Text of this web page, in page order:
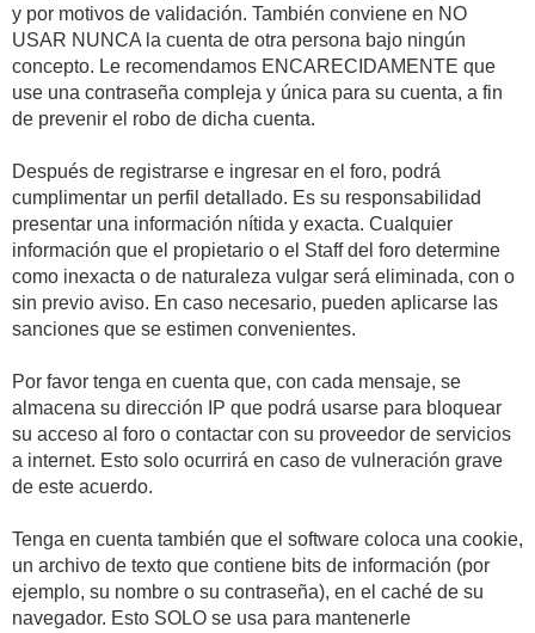
y por motivos de validación. También conviene en NO
USAR NUNCA la cuenta de otra persona bajo ningún
concepto. Le recomendamos ENCARECIDAMENTE que
use una contraseña compleja y única para su cuenta, a fin
de prevenir el robo de dicha cuenta.
Después de registrarse e ingresar en el foro, podrá
cumplimentar un perfil detallado. Es su responsabilidad
presentar una información nítida y exacta. Cualquier
información que el propietario o el Staff del foro determine
como inexacta o de naturaleza vulgar será eliminada, con o
sin previo aviso. En caso necesario, pueden aplicarse las
sanciones que se estimen convenientes.
Por favor tenga en cuenta que, con cada mensaje, se
almacena su dirección IP que podrá usarse para bloquear
su acceso al foro o contactar con su proveedor de servicios
a internet. Esto solo ocurrirá en caso de vulneración grave
de este acuerdo.
Tenga en cuenta también que el software coloca una cookie,
un archivo de texto que contiene bits de información (por
ejemplo, su nombre o su contraseña), en el caché de su
navegador. Esto SOLO se usa para mantenerle